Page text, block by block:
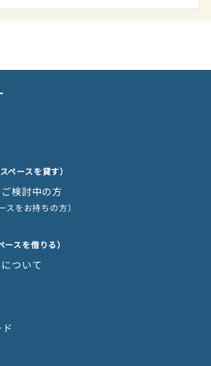
スペースを貸す）
検討中の方
スをお持ちの方）
ースを借りる）
ついて